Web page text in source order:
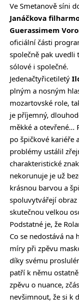
Ve Smetanově síni
Janáčkova
Guerassimem
oficiální části
společně pak uvedli
sólové i společné.
Jedenačtyřicetiletý
plným a nosným
mozartovské role,
je příjemný,
měkké a otevřené…
po špičkové kariéře
problémy ustálil
charakteristické
nekorunuje je už
krásnou barvou a
spoluvytvářejí
skutečnou velkou
Podstatné je, že
Co se nedostává na
míry při zpěvu
díky svému
patří k němu
zpěvu o nuance,
nevšimnout, že si k